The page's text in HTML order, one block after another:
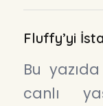
Fluffy’yi
Bu
canlı